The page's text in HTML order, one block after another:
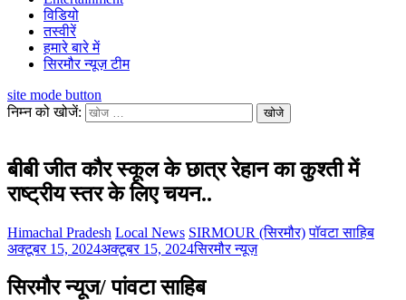
विडियो
तस्वीरें
हमारे बारे में
सिरमौर न्यूज़ टीम
site mode button
निम्न को खोजें:
बीबी जीत कौर स्कूल के छात्र रेहान का कुश्ती में
राष्ट्रीय स्तर के लिए चयन..
Himachal Pradesh Local News SIRMOUR (सिरमौर) पॉवटा साहिब
अक्टूबर 15, 2024अक्टूबर 15, 2024सिरमौर न्यूज़
सिरमौर न्यूज/ पांवटा साहिब